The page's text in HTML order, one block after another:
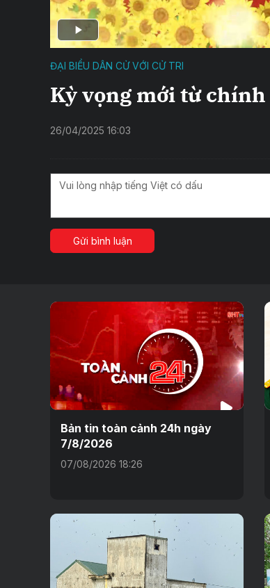
ĐẠI BIỂU DÂN CỬ VỚI CỬ TRI
Kỳ vọng mới từ chính
26/04/2025 16:03
Gửi bình luận
Bản tin toàn cảnh 24h ngày
7/8/2026
07/08/2026 18:26